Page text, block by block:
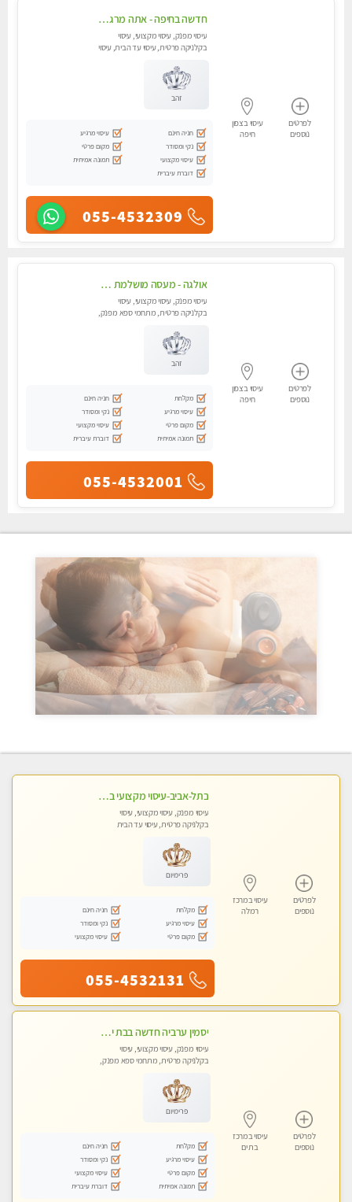
לפרטים
נוספים
עיסוי בצפון
חיפה
חדשה בחיפה - אתה מרגיש עייף??? זה הזמן להתפנק בעיסוי מקצועי ברמה גבוהה- Highly recommended
עיסוי מפנק, עיסוי מקצועי, עיסוי
בקלניקה פרטית, עיסוי עד הבית, עיסוי
זהב
חניה חינם
עיסוי מרגיע
נקי ומסודר
מקום פרטי
עיסוי מקצועי
תמונה אמיתית
דוברת עיברית
055-4532309
לפרטים
נוספים
עיסוי בצפון
חיפה
אולגה - מעסה מושלמת חדשה בעיר ! בחיפה טל - 052-5738058
עיסוי מפנק, עיסוי מקצועי, עיסוי
בקלניקה פרטית, מתחמי ספא מפנק,
עיסוי טנטרה
זהב
מקלחת
חניה חינם
עיסוי מרגיע
נקי ומסודר
מקום פרטי
עיסוי מקצועי
תמונה אמיתית
דוברת עיברית
055-4532001
לפרטים
נוספים
עיסוי במרכז
רמלה
בתל-אביב-עיסוי מקצועי ברמה אחת מעל הכולל אבנים חמות רקמות עמוק בשילוב של כל סוגי העיסוי.
עיסוי מפנק, עיסוי מקצועי, עיסוי
בקלניקה פרטית, עיסוי עד הבית
פרימיום
מקלחת
חניה חינם
עיסוי מרגיע
נקי ומסודר
מקום פרטי
עיסוי מקצועי
055-4532131
לפרטים
נוספים
עיסוי במרכז
בת ים
יסמין ערביה חדשה בבת ים חדש חדש .כל סוגי העיסויים במקום הכי מושלם בעיר בת ים . highly recommended..new in the city
עיסוי מפנק, עיסוי מקצועי, עיסוי
בקלניקה פרטית, מתחמי ספא מפנק,
טנטרה
פרימיום
מקלחת
חניה חינם
עיסוי מרגיע
נקי ומסודר
מקום פרטי
עיסוי מקצועי
תמונה אמיתית
דוברת עיברית